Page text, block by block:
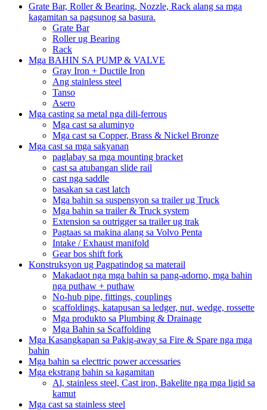
Grate Bar, Roller & Bearing, Nozzle, Rack alang sa mga
kagamitan sa pagsunog sa basura.
Grate Bar
Roller ug Bearing
Rack
Mga BAHIN SA PUMP & VALVE
Gray Iron + Ductile Iron
Ang stainless steel
Tanso
Asero
Mga casting sa metal nga dili-ferrous
Mga cast sa aluminyo
Mga cast sa Copper, Brass & Nickel Bronze
Mga cast sa mga sakyanan
paglabay sa mga mounting bracket
cast sa atubangan slide rail
cast nga saddle
basakan sa cast latch
Mga bahin sa suspensyon sa trailer ug Truck
Mga bahin sa trailer & Truck system
Extension sa outrigger sa trailer ug trak
Pagtaas sa makina alang sa Volvo Penta
Intake / Exhaust manifold
Gear bos shift fork
Konstruksyon ug Pagpatindog sa materail
Makadaot nga mga bahin sa pang-adorno, mga bahin
nga puthaw + puthaw
No-hub pipe, fittings, couplings
scaffoldings, katapusan sa ledger, nut, wedge, rossette
Mga produkto sa Plumbing & Drainage
Mga Bahin sa Scaffolding
Mga Kasangkapan sa Pakig-away sa Fire & Spare nga mga
bahin
Mga bahin sa electtric power accessaries
Mga ekstrang bahin sa kagamitan
Al, stainless steel, Cast iron, Bakelite nga mga ligid sa
kamut
Mga cast sa stainless steel